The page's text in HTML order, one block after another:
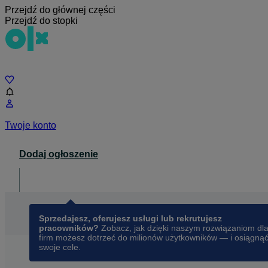
Przejdź do głównej części
Przejdź do stopki
Twoje konto
Dodaj ogłoszenie
Sprzedajesz, oferujesz usługi lub rekrutujesz
pracowników? Zobacz, jak dzięki naszym rozwiązaniom dla
firm możesz dotrzeć do milionów użytkowników — i osiągnąć
swoje cele.